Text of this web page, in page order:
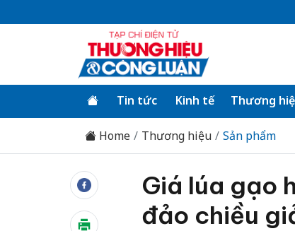
Tin tức Kinh tế Thương
Home Thương hiệu Sản phẩm
Giá lúa gạo
đảo chiều